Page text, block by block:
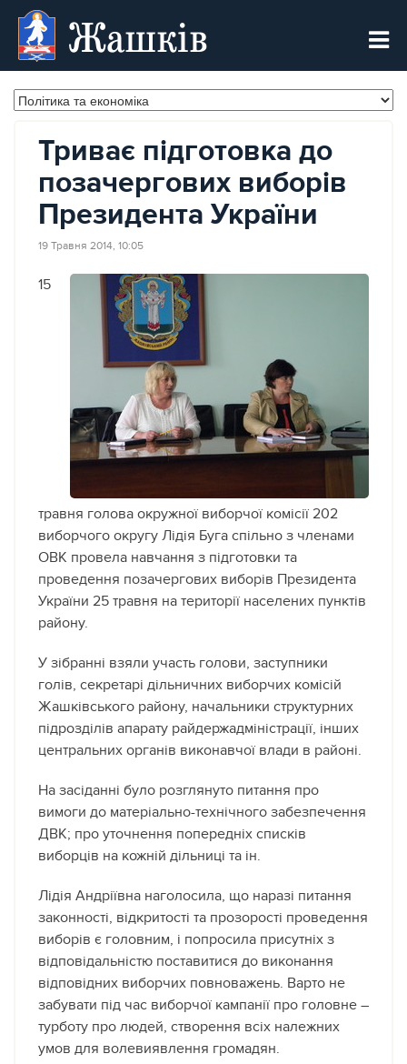
Жашків
Триває підготовка до
позачергових виборів
Президента України
19 Травня 2014, 10:05
15
травня голова окружної виборчої комісії 202
виборчого округу Лідія Буга спільно з членами
ОВК провела навчання з підготовки та
проведення позачергових виборів Президента
України 25 травня на території населених пунктів
району.
У зібранні взяли участь голови, заступники
голів, секретарі дільничних виборчих комісій
Жашківського району, начальники структурних
підрозділів апарату райдержадміністрації, інших
центральних органів виконавчої влади в районі.
На засіданні було розглянуто питання про
вимоги до матеріально-технічного забезпечення
ДВК; про уточнення попередніх списків
виборців на кожній дільниці та ін.
Лідія Андріївна наголосила, що наразі питання
законності, відкритості та прозорості проведення
виборів є головним, і попросила присутніх з
відповідальністю поставитися до виконання
відповідних виборчих повноважень. Варто не
забувати під час виборчої кампанії про головне –
турботу про людей, створення всіх належних
умов для волевиявлення громадян.